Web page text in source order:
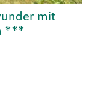
mit
***